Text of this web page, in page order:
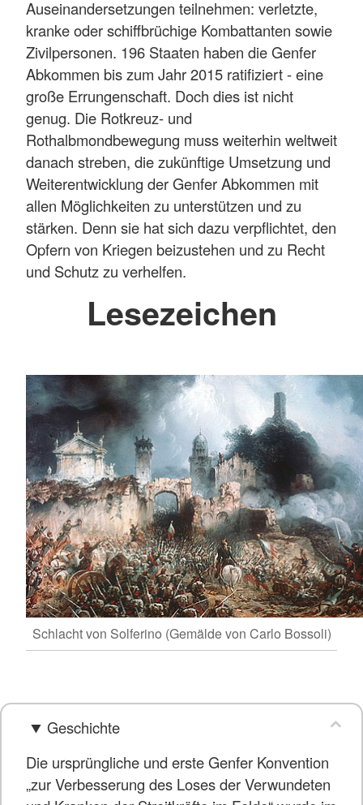
Auseinandersetzungen teilnehmen: verletzte,
kranke oder schiffbrüchige Kombattanten sowie
Zivilpersonen. 196 Staaten haben die Genfer
Abkommen bis zum Jahr 2015 ratifiziert - eine
große Errungenschaft. Doch dies ist nicht
genug. Die Rotkreuz- und
Rothalbmondbewegung muss weiterhin weltweit
danach streben, die zukünftige Umsetzung und
Weiterentwicklung der Genfer Abkommen mit
allen Möglichkeiten zu unterstützen und zu
stärken. Denn sie hat sich dazu verpflichtet, den
Opfern von Kriegen beizustehen und zu Recht
und Schutz zu verhelfen.
Lesezeichen
Schlacht von Solferino (Gemälde von Carlo Bossoli)
Geschichte
Die ursprüngliche und erste Genfer Konvention
„zur Verbesserung des Loses der Verwundeten